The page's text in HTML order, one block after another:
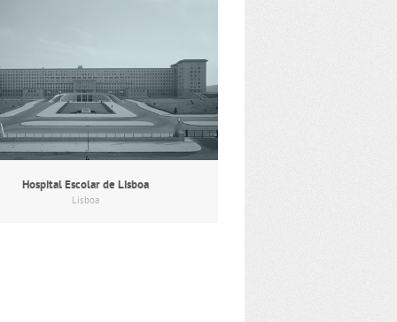
Hospital Escolar de Lisboa
Lisboa